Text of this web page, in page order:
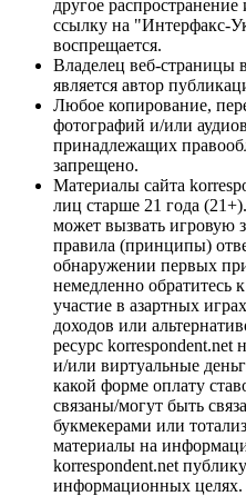
другое
ссылку на "Интерфакс-
воспрещается.
Владелец веб-страницы
является автор
Любое копирование,
фотографий и/или
принадлежащих
запрещено.
Материалы сайта
лиц старше 21 года
может вызвать игровую
правила (принципы)
обнаружении первых
немедленно обратитесь
участие в азартных
доходов или
ресурс korrespondent.net
и/или виртуальные
какой форме оплату
связаны/могут быть
букмекерами или
материалы на
korrespondent.net
информационных целях.